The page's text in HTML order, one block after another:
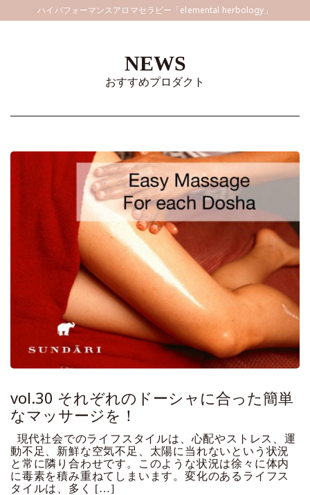
ハイパフォーマンスアロマセラピー「elemental herbology」
NEWS
おすすめプロダクト
vol.30 それぞれのドーシャに合った簡単
なマッサージを！
現代社会でのライフスタイルは、心配やストレス、運
動不足、新鮮な空気不足、太陽に当れないという状況
と常に隣り合わせです。このような状況は徐々に体内
に毒素を積み重ねてしまいます。変化のあるライフス
タイルは、多く […]